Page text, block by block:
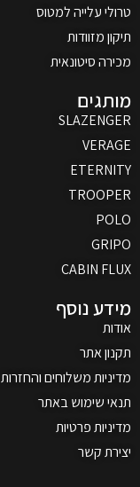
טרולי עלייה למטוס
תיקון מזוודות
מכירה סיטונאית
מותגים
SLAZENGER
VERAGE
ETERNITY
TROOPER
POLO
GRIPO
CABIN FLUX
מידע נוסף
אודות
תקנון אתר
מדיניות משלוחים והחזרות
תנאי שימוש באתר
מדיניות פרטיות
יצירת קשר